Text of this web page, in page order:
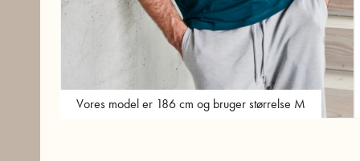
Vores model er 186 cm og bruger størrelse M